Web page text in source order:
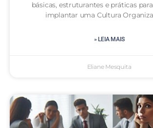
básicas, estruturantes e práticas
implantar uma Cultura
» LEIA MAIS
Eliane Mesquita